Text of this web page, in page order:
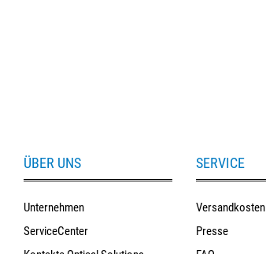
ÜBER UNS
Unternehmen
ServiceCenter
SERVICE
Versandkosten
Presse